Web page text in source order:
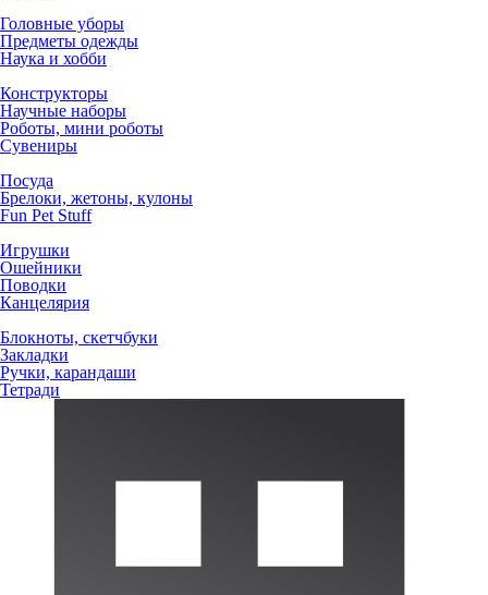
Головные уборы
Предметы одежды
Наука и хобби
Конструкторы
Научные наборы
Роботы, мини роботы
Сувениры
Посуда
Брелоки, жетоны, кулоны
Fun Pet Stuff
Игрушки
Ошейники
Поводки
Канцелярия
Блокноты, скетчбуки
Закладки
Ручки, карандаши
Тетради